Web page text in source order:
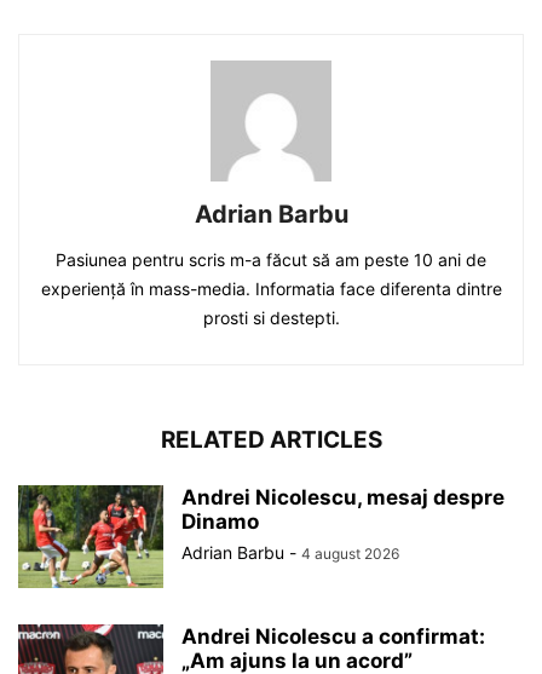
Adrian Barbu
Pasiunea pentru scris m-a făcut să am peste 10 ani de
experiență în mass-media. Informatia face diferenta dintre
prosti si destepti.
RELATED ARTICLES
Andrei Nicolescu, mesaj despre
Dinamo
Adrian Barbu - 4 august 2026
Andrei Nicolescu a confirmat:
„Am ajuns la un acord”